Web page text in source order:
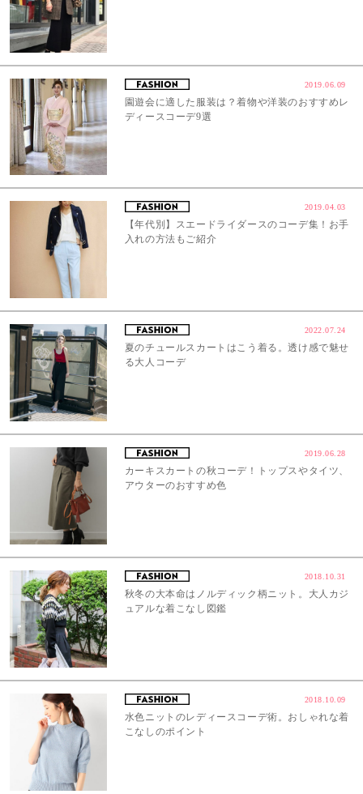
2019.06.09
園遊会に適した服装は？着物や洋装のおすすめレ
ディースコーデ9選
2019.04.03
【年代別】スエードライダースのコーデ集！お手
入れの方法もご紹介
2022.07.24
夏のチュールスカートはこう着る。透け感で魅せ
る大人コーデ
2019.06.28
カーキスカートの秋コーデ！トップスやタイツ、
アウターのおすすめ色
2018.10.31
秋冬の大本命はノルディック柄ニット。大人カジ
ュアルな着こなし図鑑
2018.10.09
水色ニットのレディースコーデ術。おしゃれな着
こなしのポイント